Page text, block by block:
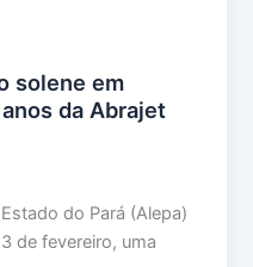
solene em
da Abrajet
do Pará (Alepa)
de fevereiro, uma